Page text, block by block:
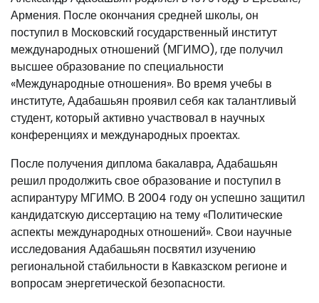
Армения. После окончания средней школы, он
поступил в Московский государственный институт
международных отношений (МГИМО), где получил
высшее образование по специальности
«Международные отношения». Во время учебы в
институте, Адабашьян проявил себя как талантливый
студент, который активно участвовал в научных
конференциях и международных проектах.
После получения диплома бакалавра, Адабашьян
решил продолжить свое образование и поступил в
аспирантуру МГИМО. В 2004 году он успешно защитил
кандидатскую диссертацию на тему «Политические
аспекты международных отношений». Свои научные
исследования Адабашьян посвятил изучению
региональной стабильности в Кавказском регионе и
вопросам энергетической безопасности.